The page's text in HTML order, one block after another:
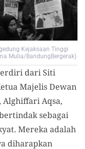
Kejaksaan Tinggi
Mulia/BandungBergerak)
dari Siti
Majelis Dewan
Alghiffari Aqsa,
sebagai
Mereka adalah
diharapkan